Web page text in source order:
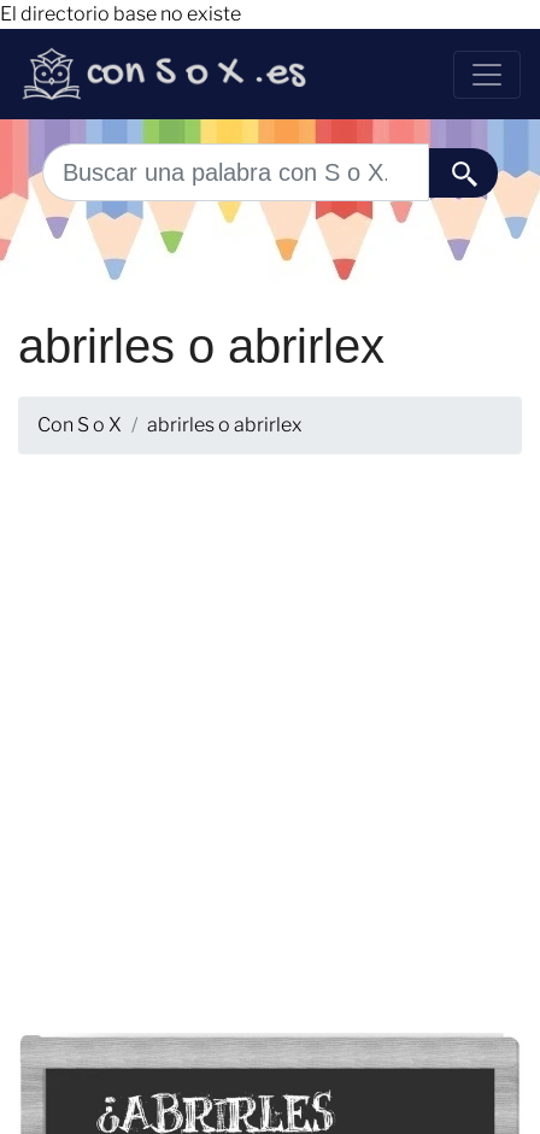
El directorio base no existe
abrirles o abrirlex
Con S o X abrirles o abrirlex